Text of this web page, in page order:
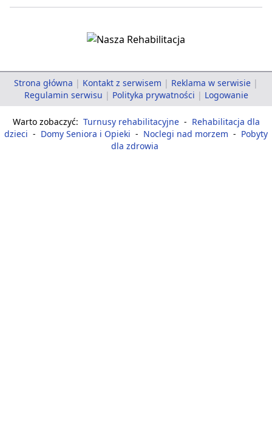
Strona główna | Kontakt z serwisem | Reklama w serwisie |
Regulamin serwisu | Polityka prywatności | Logowanie
Warto zobaczyć: Turnusy rehabilitacyjne - Rehabilitacja dla
dzieci - Domy Seniora i Opieki - Noclegi nad morzem - Pobyty
dla zdrowia